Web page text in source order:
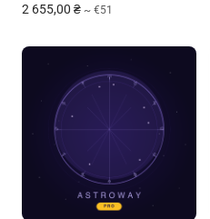
2 655,00 ₴ ~ €51